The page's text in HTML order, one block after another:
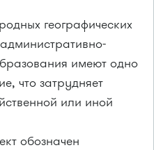
географических
имеют одно
что затрудняет
или иной
обозначен